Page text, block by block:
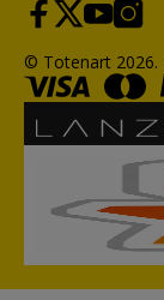
© Totenart 2026.